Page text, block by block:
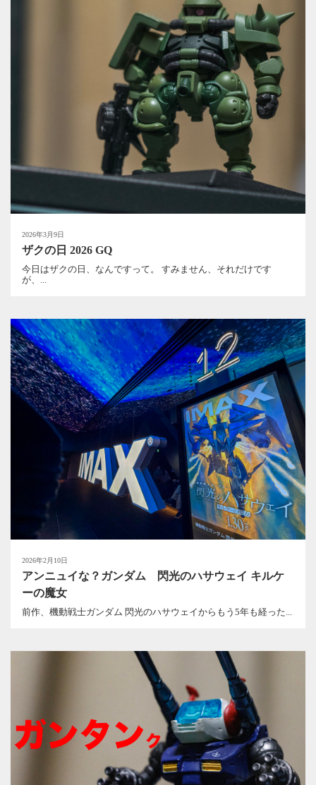
2026年3月9日
ザクの日 2026 GQ
今日はザクの日、なんですって。 すみません、それだけです
が、...
2026年2月10日
アンニュイな？ガンダム 閃光のハサウェイ キルケ
ーの魔女
前作、機動戦士ガンダム 閃光のハサウェイからもう5年も経った...